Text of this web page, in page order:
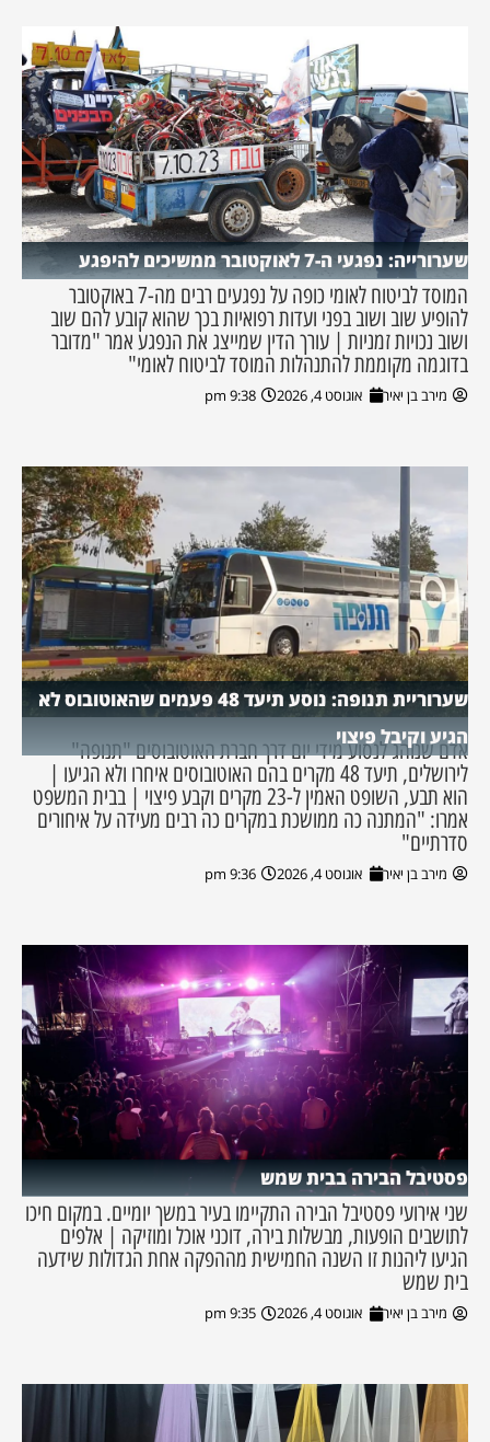
שערורייה: נפגעי ה-7 לאוקטובר ממשיכים להיפגע
המוסד לביטוח לאומי כופה על נפגעים רבים מה-7 באוקטובר
להופיע שוב ושוב בפני ועדות רפואיות בכך שהוא קובע להם שוב
ושוב נכויות זמניות | עורך הדין שמייצג את הנפגע אמר "מדובר
בדוגמה מקוממת להתנהלות המוסד לביטוח לאומי"
מירב בן יאיר אוגוסט 4, 2026 9:38 pm
שערוריית תנופה: נוסע תיעד 48 פעמים שהאוטובוס לא
הגיע וקיבל פיצוי
אדם שנוהג לנסוע מידי יום דרך חברת האוטובוסים "תנופה"
לירושלים, תיעד 48 מקרים בהם האוטובוסים איחרו ולא הגיעו |
הוא תבע, השופט האמין ל-23 מקרים וקבע פיצוי | בבית המשפט
אמרו: "המתנה כה ממושכת במקרים כה רבים מעידה על איחורים
סדרתיים"
מירב בן יאיר אוגוסט 4, 2026 9:36 pm
פסטיבל הבירה בבית שמש
שני אירועי פסטיבל הבירה התקיימו בעיר במשך יומיים. במקום חיכו
לתושבים הופעות, מבשלות בירה, דוכני אוכל ומוזיקה | אלפים
הגיעו ליהנות זו השנה החמישית מההפקה אחת הגדולות שידעה
בית שמש
מירב בן יאיר אוגוסט 4, 2026 9:35 pm